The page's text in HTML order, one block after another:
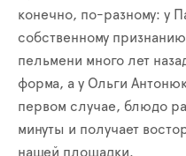
конечно, по-разному: у
собственному
пельмени много лет
форма, а у Ольги
первом случае, блюдо
минуты и получает
нашей площадки.